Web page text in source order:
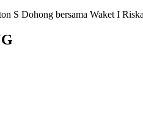
S Dohong bersama Waket I